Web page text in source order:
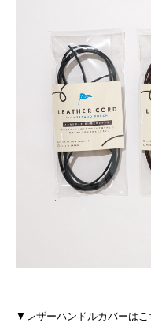
▼レザーハンドルカバーはこ